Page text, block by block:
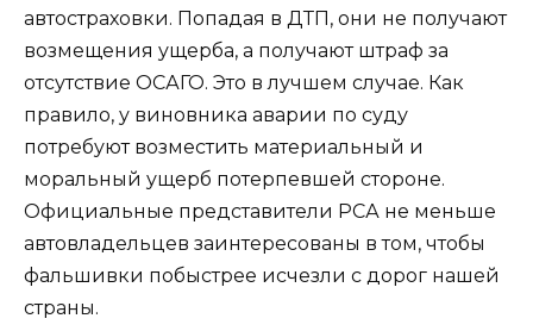
автостраховки. Попадая в ДТП, они не получают
возмещения ущерба, а получают штраф за
отсутствие ОСАГО. Это в лучшем случае. Как
правило, у виновника аварии по суду
потребуют возместить материальный и
моральный ущерб потерпевшей стороне.
Официальные представители РСА не меньше
автовладельцев заинтересованы в том, чтобы
фальшивки побыстрее исчезли с дорог нашей
страны.